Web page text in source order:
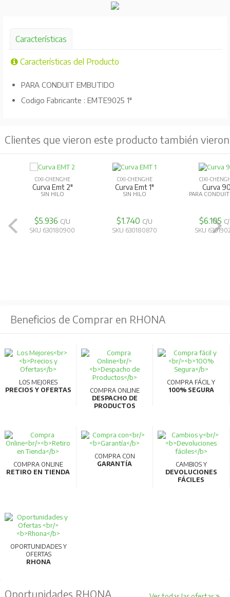
Características
Características del Producto
PARA CONDUIT EMBUTIDO
Codigo Fabricante : EMTE9025 1"
Clientes que vieron este producto también vieron
CIXI-CHENGHE
Curva Emt 2"
SIN HILO
$5.936 C/U
SKU 630180900
CIXI-CHENGHE
Curva Emt 1"
SIN HILO
$1.740 C/U
SKU 630180870
CIXI-
Curva
PARA
$6.105
SKU
Beneficios de Comprar en RHONA
LOS MEJORES
PRECIOS Y OFERTAS
COMPRA ONLINE
DESPACHO DE
PRODUCTOS
COMPRA FÁCIL Y
100% SEGURA
COMPRA ONLINE
RETIRO EN TIENDA
COMPRA CON
GARANTÍA
CAMBIOS Y
DEVOLUCIONES
FÁCILES
OPORTUNIDADES Y
OFERTAS
RHONA
Oportunidades RHONA